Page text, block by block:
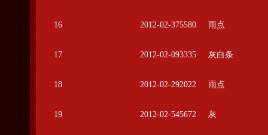
16 2012-02-375580 雨点
17 2012-02-093335 灰白条
18 2012-02-292022 雨点
19 2012-02-545672 灰